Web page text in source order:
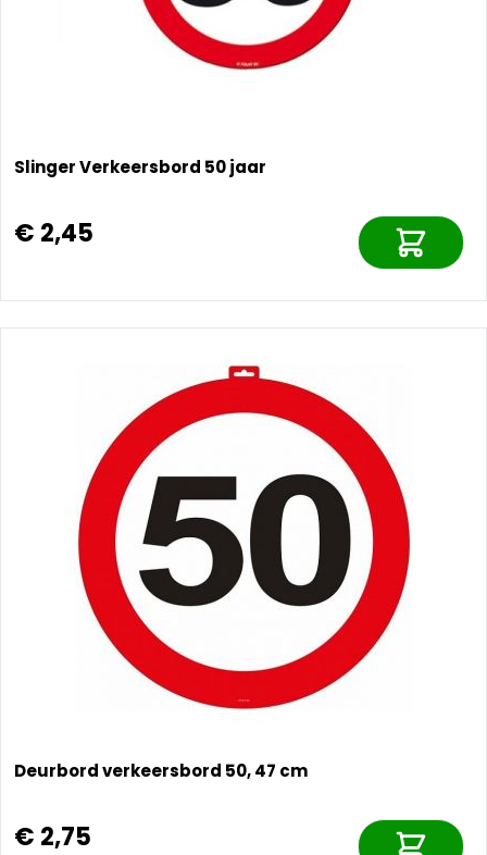
Slinger Verkeersbord 50 jaar
€ 2,45
Deurbord verkeersbord 50, 47 cm
€ 2,75